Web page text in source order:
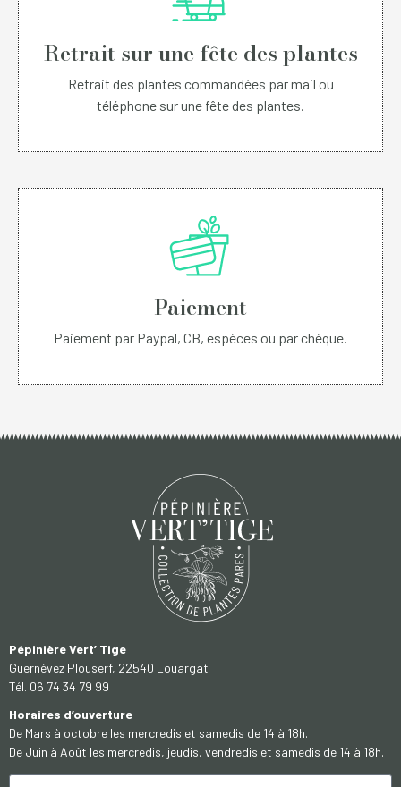
Retrait sur une fête des plantes
Retrait des plantes commandées par mail ou
téléphone sur une fête des plantes.
Paiement
Paiement par Paypal, CB, espèces ou par chèque.
Pépinière Vert’ Tige
Guernévez Plouserf, 22540 Louargat
Tél. 06 74 34 79 99
Horaires d’ouverture
De Mars à octobre les mercredis et samedis de 14 à 18h.
De Juin à Août les mercredis, jeudis, vendredis et samedis de 14 à 18h.